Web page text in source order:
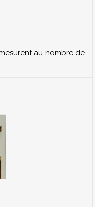
au nombre de